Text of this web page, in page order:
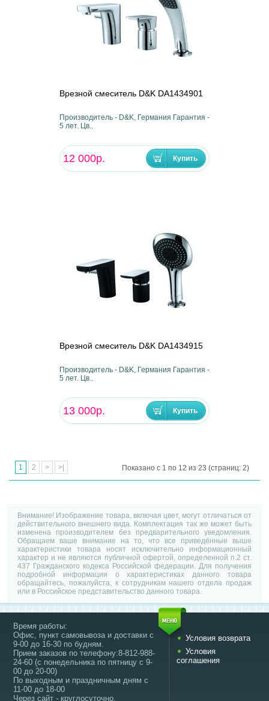
Врезной смеситель D&K DA1434901
Производитель - D&K, Германия Гарантия -
5 лет. Цв..
12 000р.
Врезной смеситель D&K DA1434915
Производитель - D&K, Германия Гарантия -
5 лет. Цв..
13 000р.
1 2 > >| Показано с 1 по 12 из 23 (страниц: 2)
Внимание! Изображение товара, включая цвет, могут отличаться от
действительного внешнего вида. Комплектация так же может быть
изменена производителем без предварительного уведомления.
Обращаем ваше внимание на то, что все приведённые выше
характеристики товара носят исключительно информационный
характер и не являются публичной офертой, определенной п.2 ст.
437 Гражданского кодекса Российской федерации. Для получения
подробной информации о характеристиках данного товара
обращайтесь, пожалуйста, к сотрудникам нашего отдела продаж
или в Российское представительство данного товара.
Время работы:
Офис, пункт самовывоза и доставки с
9-00 до 16-30 по будням.
Прием заказов по телефону:8-812-988-
24-60 (с понедельника по пятницу с 9-
00 до 20-00)
По выходным и праздничным дням с
11-00 до 18-00
Через сайт - круглосуточно.
Условия возврата
Условия
соглашения